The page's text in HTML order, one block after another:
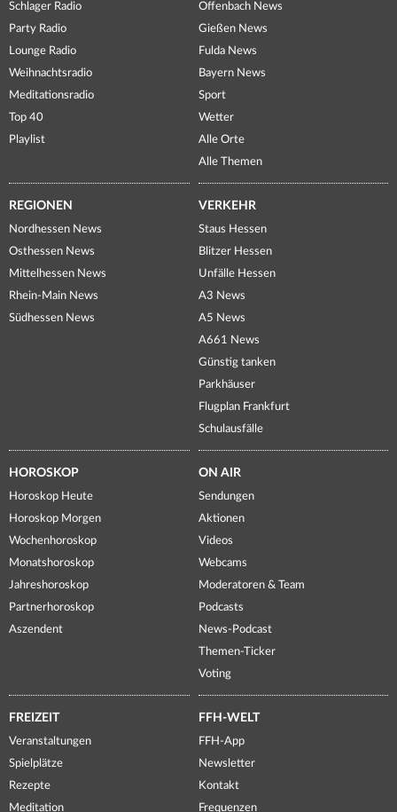
Schlager Radio
Party Radio
Lounge Radio
Weihnachtsradio
Meditationsradio
Top 40
Playlist
Offenbach News
Gießen News
Fulda News
Bayern News
Sport
Wetter
Alle Orte
Alle Themen
REGIONEN
Nordhessen News
Osthessen News
Mittelhessen News
Rhein-Main News
Südhessen News
VERKEHR
Staus Hessen
Blitzer Hessen
Unfälle Hessen
A3 News
A5 News
A661 News
Günstig tanken
Parkhäuser
Flugplan Frankfurt
Schulausfälle
HOROSKOP
Horoskop Heute
Horoskop Morgen
Wochenhoroskop
Monatshoroskop
Jahreshoroskop
Partnerhoroskop
Aszendent
ON AIR
Sendungen
Aktionen
Videos
Webcams
Moderatoren & Team
Podcasts
News-Podcast
Themen-Ticker
Voting
FREIZEIT
Veranstaltungen
Spielplätze
Rezepte
Meditation
FFH-WELT
FFH-App
Newsletter
Kontakt
Frequenzen